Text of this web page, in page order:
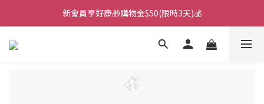
🌙韓國直送！遊樂園月拋新上市！🌙
新會員享好康🎁購物金$50(限時3天)💰
🌙韓國直送！遊樂園月拋新上市！🌙